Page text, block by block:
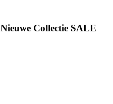
Nieuwe Collectie SALE